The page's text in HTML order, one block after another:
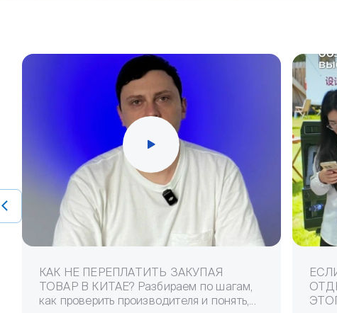
КАК НЕ ПЕРЕПЛАТИТЬ ЗАКУПАЯ
ТОВАР В КИТАЕ? Разбираем по шагам,
как проверить производителя и понять,...